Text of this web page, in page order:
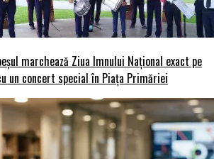
marchează Ziua Imnului Național exact pe
un concert special în Piața Primăriei